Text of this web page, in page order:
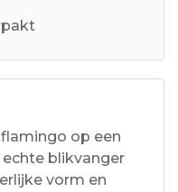
op een
blikvanger
vorm en